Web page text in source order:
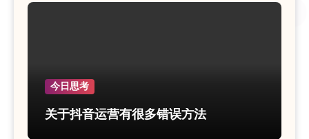
今日思考
关于抖音运营有很多错误方法